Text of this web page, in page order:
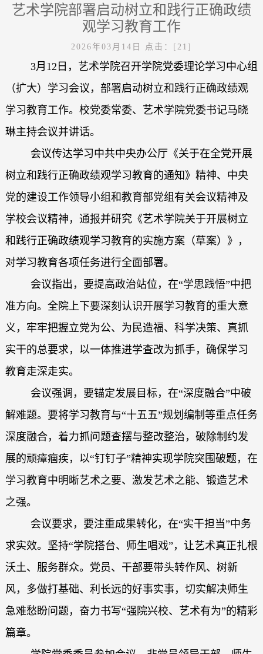
艺术学院部署启动树立和践行正确政绩
观学习教育工作
2026年03月14日 点击：[ 21 ]
3月12日，艺术学院召开学院党委理论学习中心组
（扩大）学习会议，部署启动树立和践行正确政绩观
学习教育工作。校党委常委、艺术学院党委书记马晓
琳主持会议并讲话。
会议传达学习中共中央办公厅《关于在全党开展
树立和践行正确政绩观学习教育的通知》精神、中央
党的建设工作领导小组和教育部党组有关会议精神及
学校会议精神，通报并研究《艺术学院关于开展树立
和践行正确政绩观学习教育的实施方案（草案）》，
对学习教育各项任务进行全面部署。
会议指出，要提高政治站位，在“学思践悟”中把
准方向。全院上下要深刻认识开展学习教育的重大意
义，牢牢把握立党为公、为民造福、科学决策、真抓
实干的总要求，以一体推进学查改为抓手，确保学习
教育走深走实。
会议强调，要锚定发展目标，在“深度融合”中破
解难题。要将学习教育与“十五五”规划编制等重点任务
深度融合，着力抓问题查摆与整改整治，破除制约发
展的顽瘴痼疾，以“钉钉子”精神实现学院突围破题，在
学习教育中明晰艺术之要、激发艺术之能、锻造艺术
之强。
会议要求，要注重成果转化，在“实干担当”中务
求实效。坚持“学院搭台、师生唱戏”，让艺术真正扎根
沃土、服务群众。党员、干部要带头转作风、树新
风，多做打基础、利长远的好事实事，切实解决师生
急难愁盼问题，奋力书写“强院兴校、艺术有为”的精彩
篇章。